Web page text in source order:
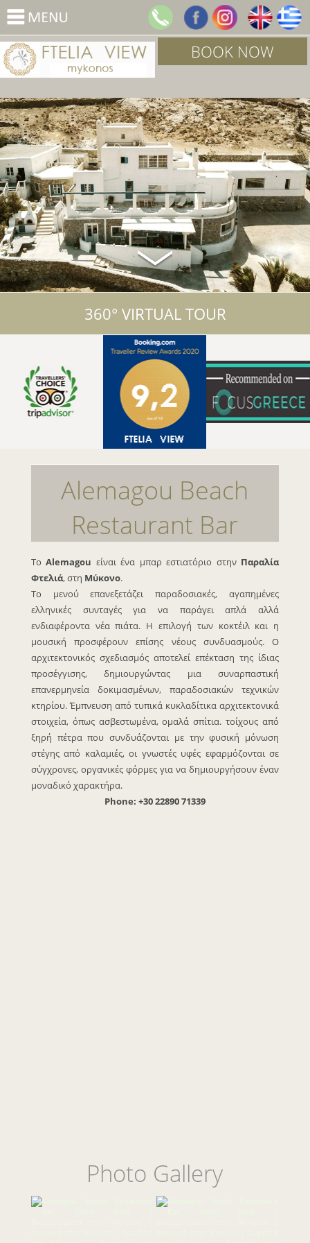
BOOK NOW
360° VIRTUAL TOUR
Alemagou Beach
Restaurant Bar
ΤοAlemagou είναι ένα μπαρ εστιατόριο στην Παραλία
Φτελιά, στη Μύκονο.
Το μενού επανεξετάζει παραδοσιακές, αγαπημένες
ελληνικές συνταγές για να παράγει απλά αλλά
ενδιαφέροντα νέα πιάτα. Η επιλογή των κοκτέιλ και η
μουσική προσφέρουν επίσης νέους συνδυασμούς. Ο
αρχιτεκτονικός σχεδιασμός αποτελεί επέκταση της ίδιας
προσέγγισης, δημιουργώντας μια συναρπαστική
επανερμηνεία δοκιμασμένων, παραδοσιακών τεχνικών
κτηρίου. Έμπνευση από τυπικά κυκλαδίτικα αρχιτεκτονικά
στοιχεία, όπως ασβεστωμένα, ομαλά σπίτια. τοίχους από
ξηρή πέτρα που συνδυάζονται με την φυσική μόνωση
στέγης από καλαμιές, οι γνωστές υφές εφαρμόζονται σε
σύγχρονες, οργανικές φόρμες για να δημιουργήσουν έναν
μοναδικό χαρακτήρα.
Phone: +30 22890 71339
Photo Gallery